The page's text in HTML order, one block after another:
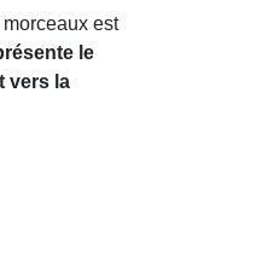
est
le
vers la